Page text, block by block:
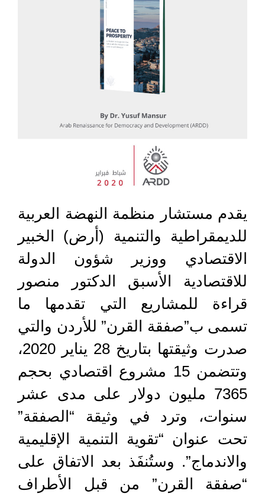
يقدم مستشار منظمة النهضة العربية
للديمقراطية والتنمية (أرض) الخبير
الاقتصادي ووزير شؤون الدولة
للاقتصادية الأسبق الدكتور منصور
قراءة للمشاريع التي تقدمها ما
تسمى ب”صفقة القرن” للأردن والتي
صدرت وثيقتها بتاريخ 28 يناير 2020،
وتتضمن 15 مشروع اقتصادي بحجم
7365 مليون دولار على مدى عشر
سنوات، وترد في وثيقة “الصفقة”
تحت عنوان “تقوية التنمية الإقليمية
والاندماج”. وستُنفَذ بعد الاتفاق على
“صفقة القرن” من قبل الأطراف